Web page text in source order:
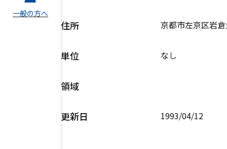
一般の方へ
住所 京都市左京区岩
単位 なし
領域
更新日 1993/04/12